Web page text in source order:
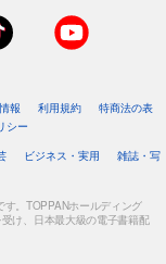
報 利用規約
特商法の表
シー
ビジネス・実用
雑誌・写
。TOPPANホールディング
け、日本最大級の電子書籍配